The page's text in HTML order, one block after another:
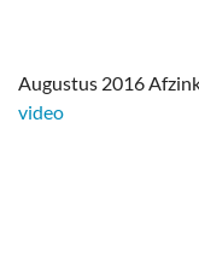
Augustus 2016
video